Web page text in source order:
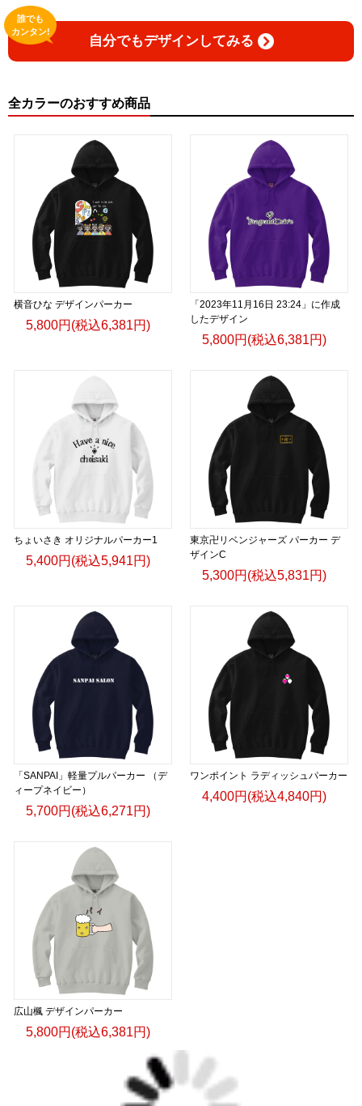
自分でもデザインしてみる
誰でも
カンタン!
全カラーのおすすめ商品
横音ひな デザインパーカー
5,800円(税込6,381円)
「2023年11月16日 23:24」に作成
したデザイン
5,800円(税込6,381円)
ちょいさき オリジナルパーカー1
5,400円(税込5,941円)
東京卍リベンジャーズ パーカー デ
ザインC
5,300円(税込5,831円)
「SANPAI」軽量プルパーカー （デ
ィープネイビー）
5,700円(税込6,271円)
ワンポイント ラディッシュパーカー
4,400円(税込4,840円)
広山楓 デザインパーカー
5,800円(税込6,381円)